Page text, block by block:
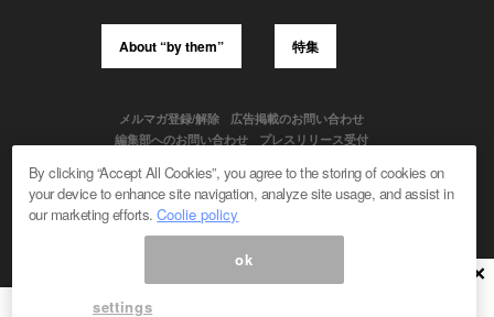
About “by them” 特集
メルマガ登録/解除
広告掲載のお問い合わせ
編集部へのお問い合わせ
プレスリリース受付
Powered by
© 1999-2026 Magmag, Inc. All Rights Reserved
×
By clicking “Accept All Cookies”, you agree to the storing of cookies on
your device to enhance site navigation, analyze site usage, and assist in
our marketing efforts.Coolie policy
ok
settings